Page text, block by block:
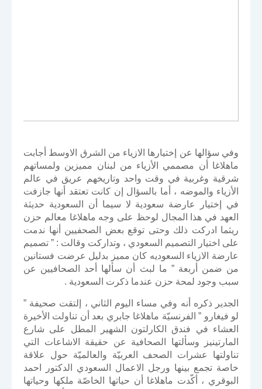
وفي سؤالها عن إختيارها الازياء من الشرق الاوسط أجابت
ماهلاغا أن مصممي الأزياء من لبنان مميزين ولمساتهم
شرقية وغربية في وقت واحد وتاريخهم عريق في عالم
الأزياء والموضه ، أما بالسؤال إن كانت تعتقد أنها جازفت
في إختيار عارضة سعودية لا سيما أن السعودية حديثة
العهد في هذا المجال لوحظ على وجه ماهلاغا معالم حزن
ريثما ادركت ذلك وحتى توقع بعض الصحفيين أنها ندمت
على اختيار التصميم السعودي ، وتداركت وقالت : ” تصميم
عارضة الازياء السعوديه كان مميز بدليل عرضت فستانين
من ضمن أربعة ” ما لبث أن سألها أحد الصحافيين عن
سبب وجود لمحة حزن عندما ذكرت السعودية .
الجدير ذكره أنه وفي مساء اليوم الثاني ، إلتقت صحيفة ”
لو فيغارو ” الفرنسيّة ماهلاغا جابري بعد أن تناولت الأخيرة
العشاء في فندق الكارلتون الشهير المطل على شارع
المارتينيز وسألتها الصحافية عن حقيقة الاشاعات التي
تناولتها عشرات الصحف العربيّة والعالميّة حول علاقة
خاصة تجمع بينها ورجل الاعمال السعودي الدكتور احمد
البوقري ، أكّدت ماهلاغا أن حياتها الخاصّة ملكها وحياتها